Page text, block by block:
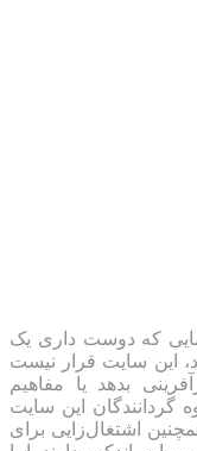
که دوست داری یک
این سایت قرار نیست
بدهد یا مفاهیم
گردانندگان این سایت
اشتغال‌زایی برای